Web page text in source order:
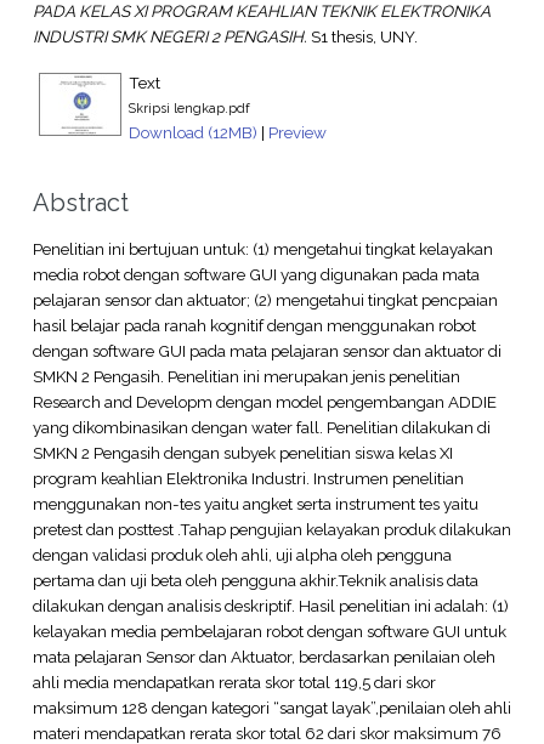
PADA KELAS XI PROGRAM KEAHLIAN TEKNIK ELEKTRONIKA
INDUSTRI SMK NEGERI 2 PENGASIH. S1 thesis, UNY.
Text
Skripsi lengkap.pdf
Download (12MB) | Preview
Abstract
Penelitian ini bertujuan untuk: (1) mengetahui tingkat kelayakan
media robot dengan software GUI yang digunakan pada mata
pelajaran sensor dan aktuator; (2) mengetahui tingkat pencpaian
hasil belajar pada ranah kognitif dengan menggunakan robot
dengan software GUI pada mata pelajaran sensor dan aktuator di
SMKN 2 Pengasih. Penelitian ini merupakan jenis penelitian
Research and Developm dengan model pengembangan ADDIE
yang dikombinasikan dengan water fall. Penelitian dilakukan di
SMKN 2 Pengasih dengan subyek penelitian siswa kelas XI
program keahlian Elektronika Industri. Instrumen penelitian
menggunakan non-tes yaitu angket serta instrument tes yaitu
pretest dan posttest .Tahap pengujian kelayakan produk dilakukan
dengan validasi produk oleh ahli, uji alpha oleh pengguna
pertama dan uji beta oleh pengguna akhir.Teknik analisis data
dilakukan dengan analisis deskriptif. Hasil penelitian ini adalah: (1)
kelayakan media pembelajaran robot dengan software GUI untuk
mata pelajaran Sensor dan Aktuator, berdasarkan penilaian oleh
ahli media mendapatkan rerata skor total 119,5 dari skor
maksimum 128 dengan kategori “sangat layak”,penilaian oleh ahli
materi mendapatkan rerata skor total 62 dari skor maksimum 76